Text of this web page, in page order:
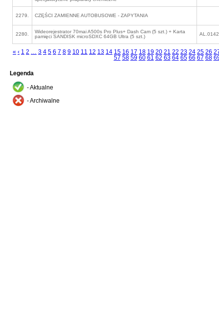
2279. CZĘŚCI ZAMIENNE AUTOBUSOWE - ZAPYTANIA
2280.
Wideorejestrator 70mai A500s Pro Plus+ Dash Cam (5 szt.) + Karta
pamięci SANDISK microSDXC 64GB Ultra (5 szt.)
« ‹ 1 2 … 3 4 5 6 7 8 9 10 11 12 13 14 15 16 17 18 19 20 21 22 23 24 25 26
57 58 59 60 61 62 63 64 65 66 67 68
Legenda
- Aktualne
- Archiwalne